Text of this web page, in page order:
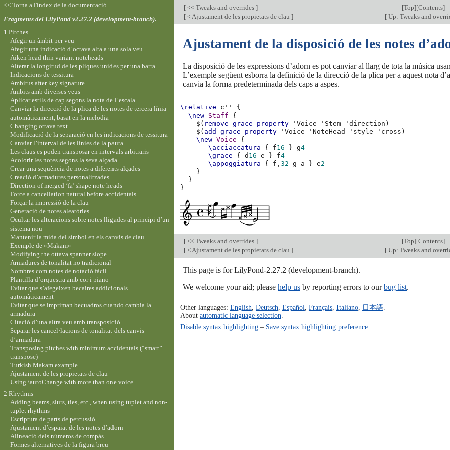
[ << Tweaks and overrides ] [Top][Contents]
[ < Ajustament de les propietats de clau ] [ Up: Tweaks and
Ajustament de la disposició de les notes
La disposició de les expressions d’adorn es pot canviar al llarg de tota la música
L’exemple següent esborra la definició de la direcció de la plica per a aquest nota
canvia la forma predeterminada dels caps a aspes.
\relative c''
{
\new Staff
{
$( remove-grace-property 'Voice 'Stem 'direction )
$( add-grace-property 'Voice 'NoteHead 'style 'cross )
\new Voice
{
\acciaccatura
{ f16 } g4
\grace
{ d 16 e } f4
\appoggiatura
{ f,32 g a } e2
}
}
}
[ << Tweaks and overrides ] [Top][Contents]
[ < Ajustament de les propietats de clau ] [ Up: Tweaks and
This page is for LilyPond-2.27.2 (development-branch).
We welcome your aid; please help us by reporting errors to ourbug list.
Other languages: English Deutsch Español Français, Italiano, 日本語.
About automatic language selection
Disable syntax highlighting– Save syntax highlighting preference
<< Torna a l'índex de la documentació
Fragments del LilyPond v2.27.2 (development-branch).
1 Pitches
Afegir un àmbit per veu
Afegir una indicació d’octava alta a una sola veu
Aiken head thin variant noteheads
Alterar la longitud de les pliques unides per una barra
Indicacions de tessitura
Ambitus after key signature
Àmbits amb diverses veus
Aplicar estils de cap segons la nota de l’escala
Canviar la direcció de la plica de les notes de tercera línia
automàticament, basat en la melodia
Changing ottava text
Modificació de la separació en les indicacions de tessitura
Canviar l’interval de les línies de la pauta
Les claus es poden transposar en intervals arbitraris
Acolorir les notes segons la seva alçada
Crear una seqüència de notes a diferents alçades
Creació d’armadures personalitzades
Direction of merged ‘fa’ shape note heads
Force a cancellation natural before accidentals
Forçar la impressió de la clau
Generació de notes aleatòries
Ocultar les alteracions sobre notes lligades al principi d’un
sistema nou
Mantenir la mida del símbol en els canvis de clau
Exemple de «Makam»
Modifying the ottava spanner slope
Armadures de tonalitat no tradicional
Nombres com notes de notació fàcil
Plantilla d’orquestra amb cor i piano
Evitar que s’afegeixen becaires addicionals
automàticament
Evitar que se impriman becuadros cuando cambia la
armadura
Citació d’una altra veu amb transposició
Separar les cancel·lacions de tonalitat dels canvis
d’armadura
Transposing pitches with minimum accidentals (“smart”
transpose)
Turkish Makam example
Ajustament de les propietats de clau
Using \autoChange with more than one voice
2 Rhythms
Adding beams, slurs, ties, etc., when using tuplet and non-
tuplet rhythms
Escriptura de parts de percussió
Ajustament d’espaiat de les notes d’adorn
Alineació dels números de compàs
Formes alternatives de la figura breu